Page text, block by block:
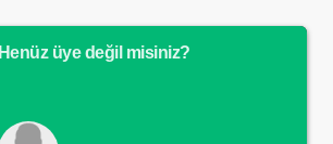
Henüz üye değil misiniz?